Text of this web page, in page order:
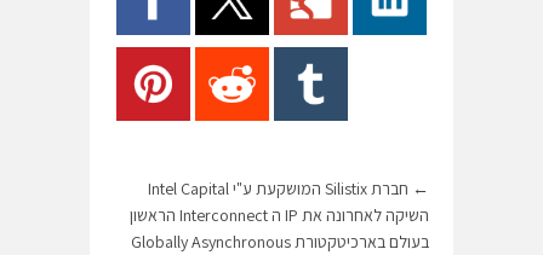
←
חברת Silistix המושקעת ע"י Intel Capital
השיקה לאחרונה את IP ה Interconnect הראשון
בעולם בארכיטקטורת Globally Asynchronous